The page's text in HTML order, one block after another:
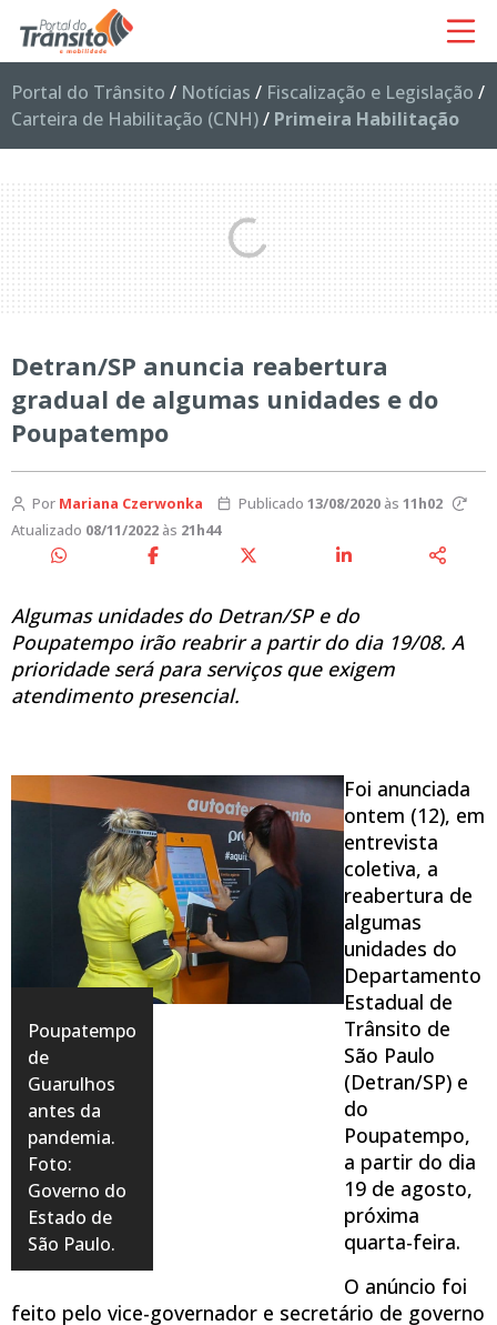
Portal do Trânsito / Notícias / Fiscalização e Legislação /
Carteira de Habilitação (CNH)/ Primeira Habilitação
Detran/SP anuncia reabertura
gradual de algumas unidades e do
Poupatempo
Por Mariana Czerwonka Publicado 13/08/2020às 11h02
Atualizado 08/11/2022 às 21h44
Algumas unidades do Detran/SP e do
Poupatempo irão reabrir a partir do dia 19/08. A
prioridade será para serviçosque exigem
atendimento presencial.
Poupatempo
de
Guarulhos
antes da
pandemia.
Foto:
Governo do
Estado de
São Paulo.
Foi anunciada
ontem (12), em
entrevista
coletiva, a
reabertura de
algumas
unidades do
Departamento
Estadual de
Trânsito de
São Paulo
(Detran/SP) e
do
Poupatempo,
a partir do dia
19 de agosto,
próxima
quarta-feira.
O anúncio foi
feito pelo vice-governador e secretário de governo